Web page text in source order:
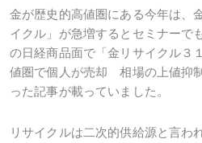
金が歴史的高値圏にある今年は、
イクル」が急増するとセミナーで
の日経商品面で「金リサイクル
値圏で個人が売却 相場の上値抑
った記事が載っていました。
リサイクルは二次的供給源と言わ